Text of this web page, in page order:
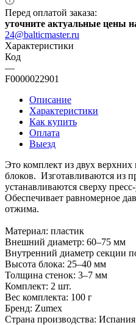
Перед оплатой заказа:
уточните актуальные цены
24@balticmaster.ru
Характеристики
Код
—
F0000022901
Описание
Характеристики
Как купить
Оплата
Выезд
Это комплект из двух верхних
блоков. Изготавливаются из
устанавливаются сверху
Обеспечивает равномерное
отжима.
Материал: пластик
Внешний диаметр: 60–75 мм
Внутренний диаметр секции
Высота блока: 25–40 мм
Толщина стенок: 3–7 мм
Комплект: 2 шт.
Вес комплекта: 100 г
Бренд: Zumex
Страна производства: Испания